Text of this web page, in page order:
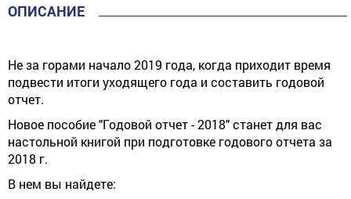
ОПИСАНИЕ
Не за горами начало 2019 года, когда приходит время
подвести итоги уходящего года и составить годовой
отчет.
Новое пособие "Годовой отчет - 2018" станет для вас
настольной книгой при подготовке годового отчета за
2018 г.
В нем вы найдете: